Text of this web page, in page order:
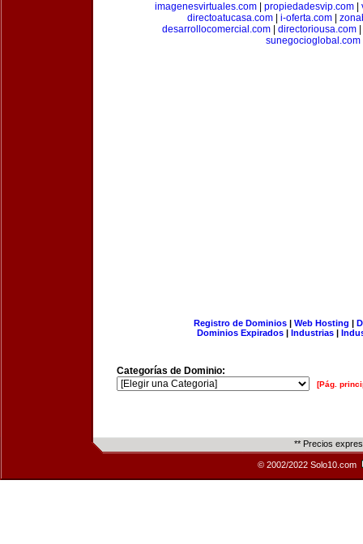
imagenesvirtuales.com| propiedadesvip.com|
directoatucasa.com| i-oferta.com|
desarrollocomercial.com
directoriousa.com
sunegocioglobal.com
Registro de Dominios| Web Hosting |
Dominios Expirados | Industrias |
Categorías de Dominio:
[Pág.
** Precios
© 2002/2022 Solo10.com